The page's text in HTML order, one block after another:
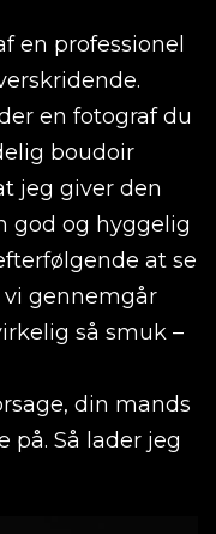
en professionel
en fotograf du
boudoir
jeg giver den
god og hyggelig
at se
gennemgår
så smuk –
din mands
på. Så lader jeg